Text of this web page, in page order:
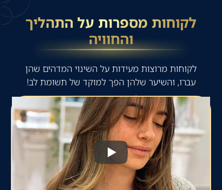
לקוחות מספרות על התהליך
והחוויה
לקוחות מרוצות מעידות על השינוי המדהים שהן
עברו, והשיער שלהן הפך למוקד של תשומת לב!